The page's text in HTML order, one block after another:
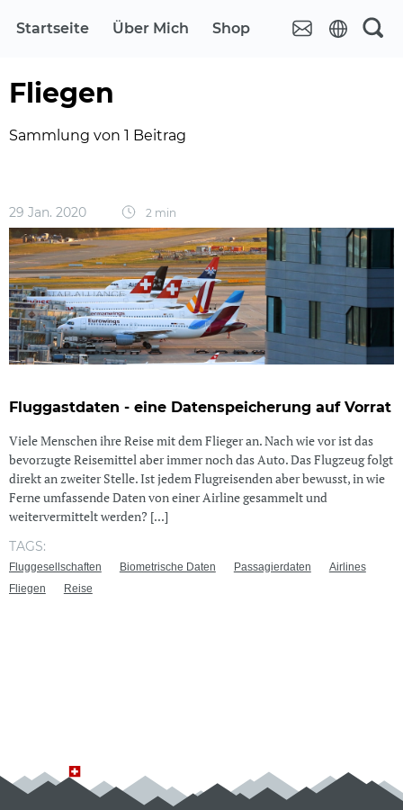
Startseite Über Mich Shop
Fliegen
Sammlung von 1 Beitrag
29 Jan. 2020 2 min
Fluggastdaten - eine Datenspeicherung auf Vorrat
Viele Menschen ihre Reise mit dem Flieger an. Nach wie vor ist das
bevorzugte Reisemittel aber immer noch das Auto. Das Flugzeug folgt
direkt an zweiter Stelle. Ist jedem Flugreisenden aber bewusst, in wie
Ferne umfassende Daten von einer Airline gesammelt und
weitervermittelt werden? [...]
TAGS:
Fluggesellschaften Biometrische Daten Passagierdaten
Airlines
Fliegen
Reise